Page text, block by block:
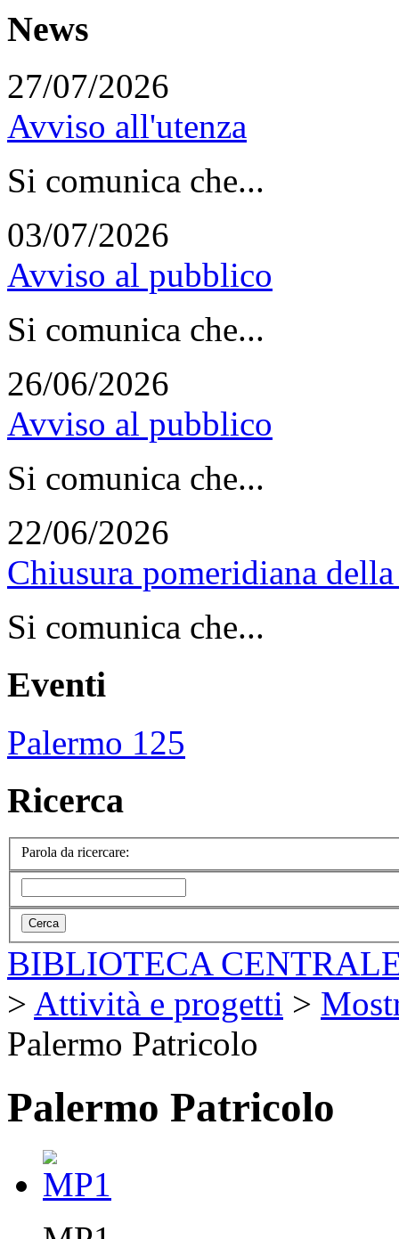
News
27/07/2026
Avviso all'utenza
Si comunica che...
03/07/2026
Avviso al pubblico
Si comunica che...
26/06/2026
Avviso al pubblico
Si comunica che...
22/06/2026
Chiusura pomeridiana
Si comunica che...
Eventi
Palermo 125
Ricerca
Parola da ricercare:
BIBLIOTECA
> Attività e progetti >
Palermo Patricolo
Palermo Patricolo